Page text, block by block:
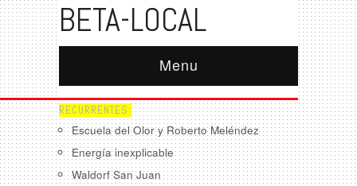
BETA-LOCAL
Menu
RECURRENTES:
Escuela del Olor y Roberto Meléndez
Energía inexplicable
Waldorf San Juan